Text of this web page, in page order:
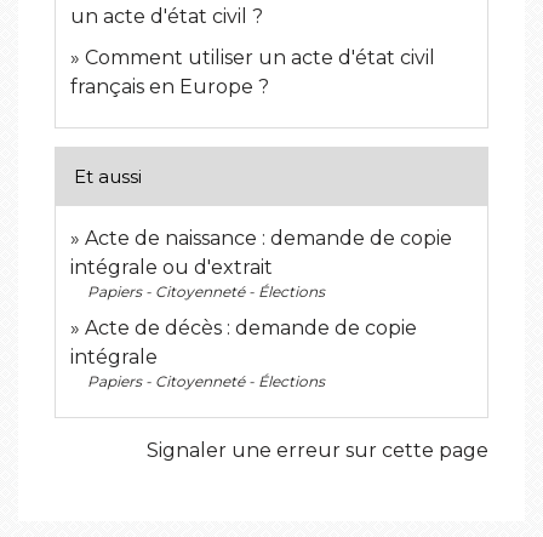
un acte d'état civil ?
Comment utiliser un acte d'état civil
français en Europe ?
Et aussi
Acte de naissance : demande de copie
intégrale ou d'extrait
Papiers - Citoyenneté - Élections
Acte de décès : demande de copie
intégrale
Papiers - Citoyenneté - Élections
Signaler une erreur sur cette page